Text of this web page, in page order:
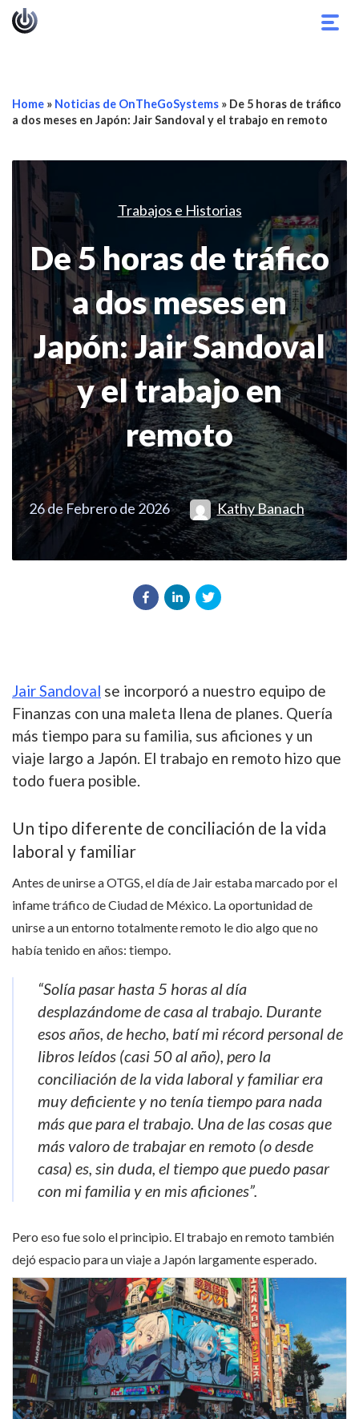
Home » Noticias de OnTheGoSystems » De 5 horas de tráfico
a dos meses en Japón: Jair Sandoval y el trabajo en remoto
Trabajos e Historias
De 5 horas de tráfico
a dos meses en
Japón: Jair Sandoval
y el trabajo en
remoto
26 de Febrero de 2026 Kathy Banach
Jair Sandoval se incorporó a nuestro equipo de
Finanzas con una maleta llena de planes. Quería
más tiempo para su familia, sus aficiones y un
viaje largo a Japón. El trabajo en remoto hizo que
todo fuera posible.
Un tipo diferente de conciliación de la vida
laboral y familiar
Antes de unirse a OTGS, el día de Jair estaba marcado por el
infame tráfico de Ciudad de México. La oportunidad de
unirse a un entorno totalmente remoto le dio algo que no
había tenido en años: tiempo.
“Solía pasar hasta 5 horas al día
desplazándome de casa al trabajo. Durante
esos años, de hecho, batí mi récord personal de
libros leídos (casi 50 al año), pero la
conciliación de la vida laboral y familiar era
muy deficiente y no tenía tiempo para nada
más que para el trabajo. Una de las cosas que
más valoro de trabajar en remoto (o desde
casa) es, sin duda, el tiempo que puedo pasar
con mi familia y en mis aficiones”.
Pero eso fue solo el principio. El trabajo en remoto también
dejó espacio para un viaje a Japón largamente esperado.